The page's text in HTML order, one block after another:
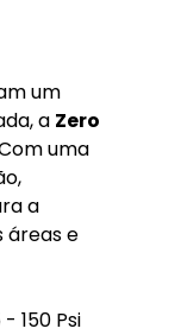
um
a Zero
uma
a
áreas e
150 Psi